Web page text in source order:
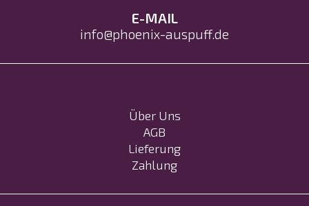
E-MAIL
info@phoenix-auspuff.de
Über Uns
AGB
Lieferung
Zahlung